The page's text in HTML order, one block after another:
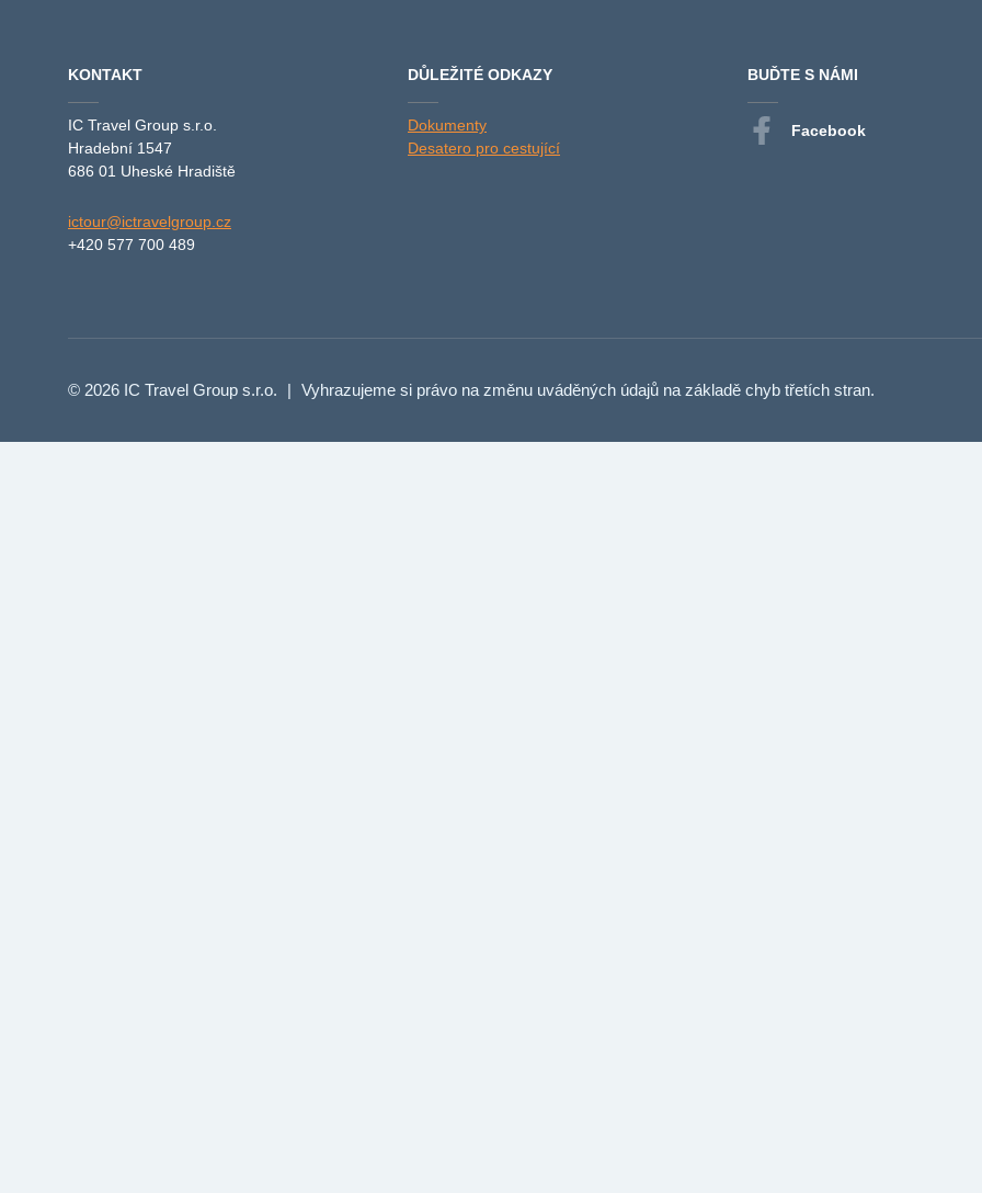
KONTAKT
IC Travel Group s.r.o.
Hradební 1547
686 01 Uheské Hradiště
ictour@ictravelgroup.cz
+420 577 700 489
DŮLEŽITÉ ODKAZY
Dokumenty
Desatero pro cestující
BUĎTE S NÁMI
Facebook
© 2026 IC Travel Group s.r.o. | Vyhrazujeme si právo na změnu uváděných údajů na základě chyb třetích stran.